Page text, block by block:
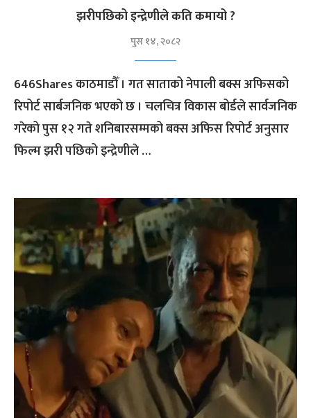
झरीपछिको इन्द्रेणीले कति कमायो ?
पुस १४, २०८२
646Shares काठमाडौँ । गत साताको नेपाली बक्स अफिसको
रिपोर्ट सार्बजनिक भएको छ । चलचित्र विकास बोर्डले सार्वजनिक
गरेको पुस १२ गते शनिबारसम्मको बक्स अफिस रिपोर्ट अनुसार
फिल्म झरी पछिको इन्द्रेणीले …